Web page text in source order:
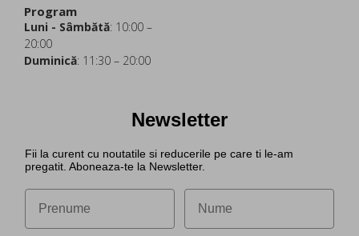
Program
Luni - Sâmbătă: 10:00 –
20:00
Duminică: 11:30 – 20:00
Newsletter
Fii la curent cu noutatile si reducerile pe care ti le-am
pregatit. Aboneaza-te la Newsletter.